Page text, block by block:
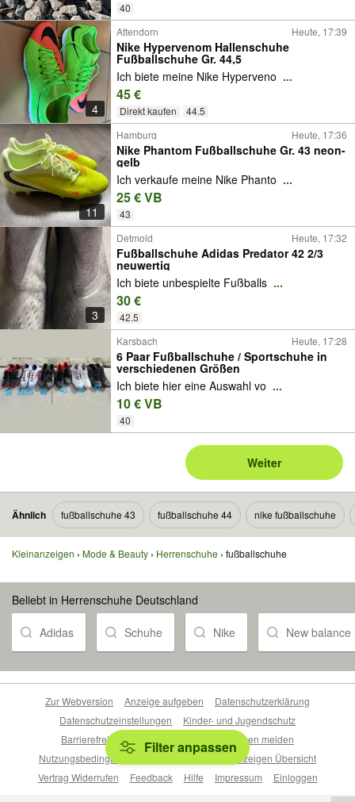
40
4
Attendorn Heute, 17:39
Nike Hypervenom Hallenschuhe
Fußballschuhe Gr. 44,5
Ich biete meine Nike Hyperveno ...
45 €
Direkt kaufen 44.5
11
Hamburg Heute, 17:36
Nike Phantom Fußballschuhe Gr. 43 neon-
gelb
Ich verkaufe meine Nike Phanto ...
25 € VB
43
3
Detmold Heute, 17:32
Fußballschuhe Adidas Predator 42 2/3
neuwertig
Ich biete unbespielte Fußballs ...
30 €
42.5
Karsbach
Heute, 17:28
6 Paar Fußballschuhe / Sportschuhe in
verschiedenen Größen
Ich biete hier eine Auswahl vo ...
10 € VB
40
Weiter
Ähnlich fußballschuhe 43 fußballschuhe 44 nike fußballschuhe
Kleinanzeigen Mode & Beauty Herrenschuhe fußballschuhe
Beliebt in Herrenschuhe Deutschland
Adidas Schuhe Nike New balance
Filter anpassen
Zur Webversion Anzeige aufgeben
Datenschutzerklärung
Datenschutzeinstellungen
Kinder- und Jugendschutz
Barrierefreiheitserklärung
Sicherheitslücken melden
Nutzungsbedingungen
Beliebte Suchen
Anzeigen Übersicht
Vertrag Widerrufen
Feedback Hilfe Impressum Einloggen